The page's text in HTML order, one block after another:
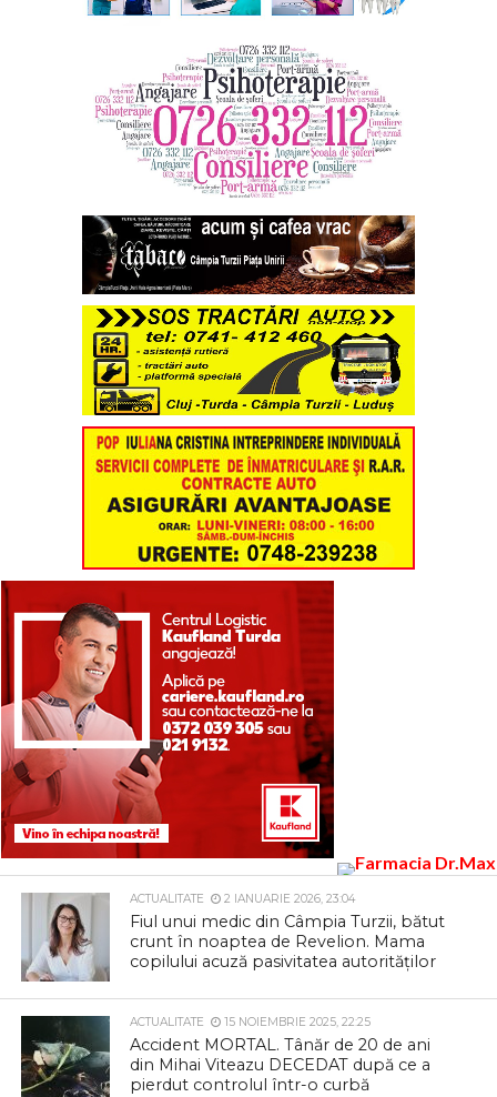
ACTUALITATE 2 IANUARIE 2026, 23:04
Fiul unui medic din Câmpia Turzii, bătut
crunt în noaptea de Revelion. Mama
copilului acuză pasivitatea autorităților
ACTUALITATE 15 NOIEMBRIE 2025, 22:25
Accident MORTAL. Tânăr de 20 de ani
din Mihai Viteazu DECEDAT după ce a
pierdut controlul într-o curbă